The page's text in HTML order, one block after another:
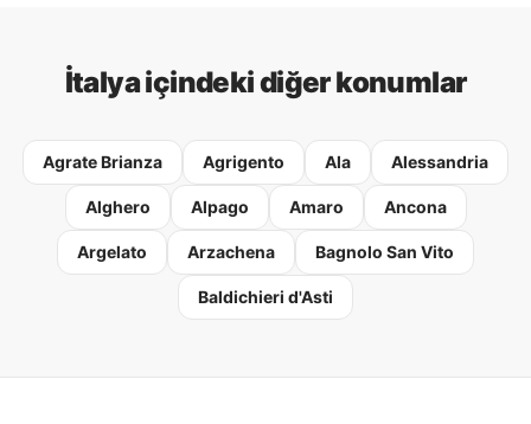
İtalya içindeki diğer konumlar
Agrate Brianza Agrigento Ala Alessandria
Alghero Alpago Amaro Ancona
Argelato Arzachena Bagnolo San Vito
Baldichieri d'Asti